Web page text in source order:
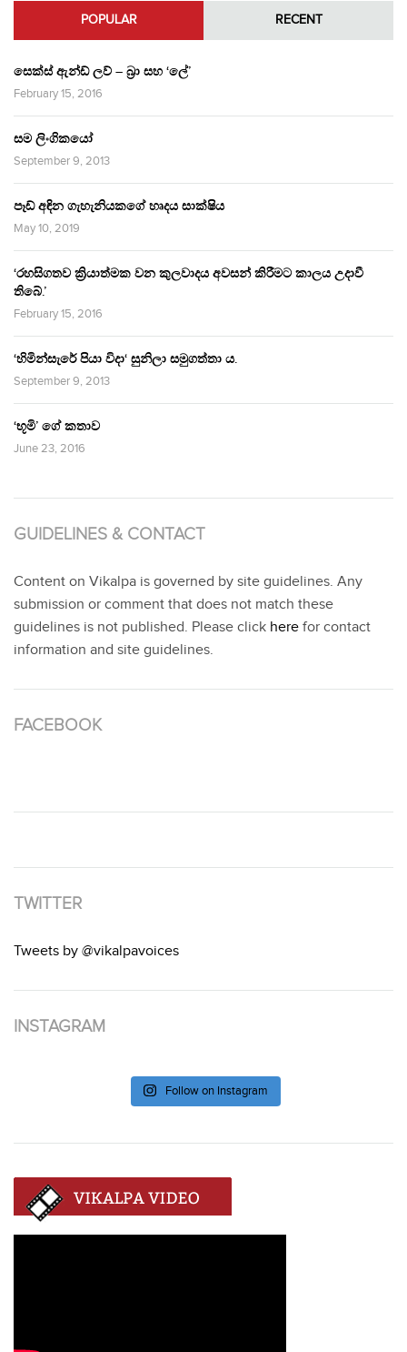
POPULAR RECENT
සෙක්ස් ඇන්ඩ් ලව් – බ්‍රා සහ ‘ලේ’
February 15, 2016
සම ලිංගිකයෝ
September 9, 2013
පෑඩ් අඳින ගැහැනියකගේ හෘදය සාක්ෂිය
May 10, 2019
‘රහසිගතව ක්‍රියාත්මක වන කුලවාදය අවසන් කිරීමට කාලය උදාවී
තිබේ.’
February 15, 2016
‘හිමින්සැරේ පියා විදා‘ සුනිලා සමුගත්තා ය.
September 9, 2013
‘භූමි’ ගේ කතාව
June 23, 2016
GUIDELINES & CONTACT
Content on Vikalpa is governed by site guidelines. Any
submission or comment that does not match these
guidelines is not published. Please click here for contact
information and site guidelines.
FACEBOOK
TWITTER
Tweets by @vikalpavoices
INSTAGRAM
Follow on Instagram